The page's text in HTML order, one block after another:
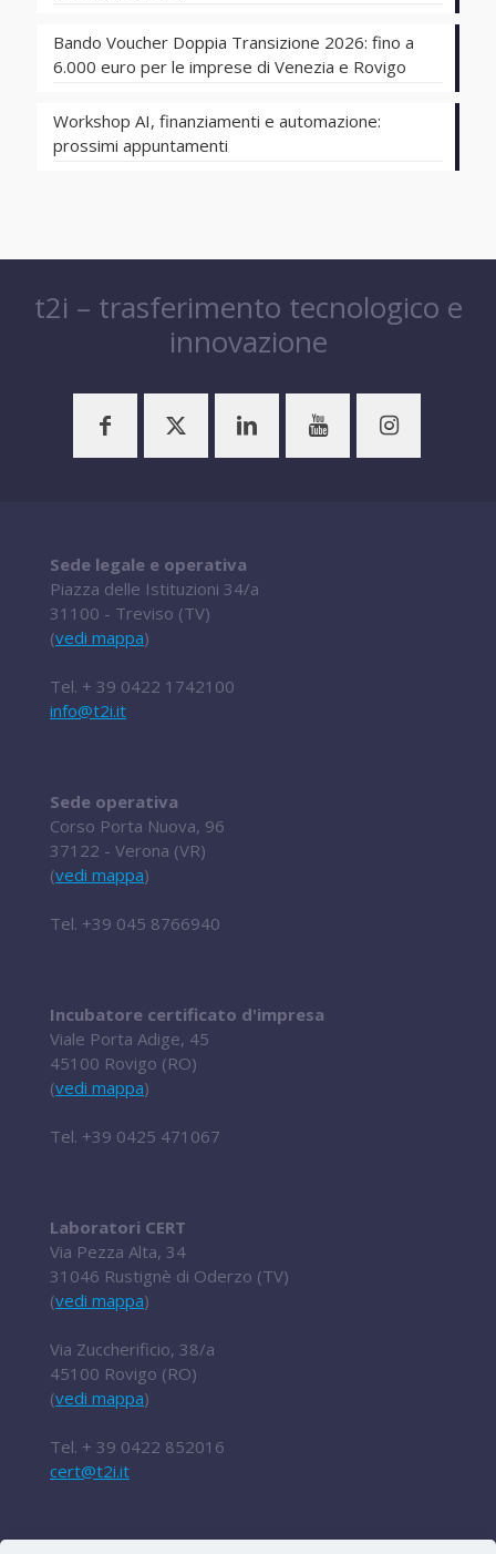
Bando Voucher Doppia Transizione 2026: fino a
6.000 euro per le imprese di Venezia e Rovigo
Workshop AI, finanziamenti e automazione:
prossimi appuntamenti
t2i – trasferimento tecnologico e
innovazione
Sede legale e operativa
Piazza delle Istituzioni 34/a
31100 - Treviso (TV)
(vedi mappa)
Tel. + 39 0422 1742100
info@t2i.it
Sede operativa
Corso Porta Nuova, 96
37122 - Verona (VR)
(vedi mappa)
Tel. +39 045 8766940
Incubatore certificato d'impresa
Viale Porta Adige, 45
45100 Rovigo (RO)
(vedi mappa)
Tel. +39 0425 471067
Laboratori CERT
Via Pezza Alta, 34
31046 Rustignè di Oderzo (TV)
(vedi mappa)
Via Zuccherificio, 38/a
45100 Rovigo (RO)
(vedi mappa)
Tel. + 39 0422 852016
cert@t2i.it